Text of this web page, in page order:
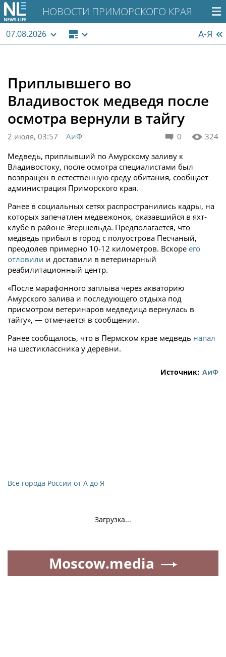
НОВОСТИ ПРИМОРСКОГО КРАЯ
07.08.2026 А-Я
Приплывшего во
Владивосток медведя после
осмотра вернули в тайгу
0 324
2 июля, 03:57
АиФ
Медведь, приплывший по Амурскому заливу к
Владивостоку, после осмотра специалистами был
возвращен в естественную среду обитания, сообщает
администрация Приморского края.
Ранее в социальных сетях распространились кадры, на
которых запечатлен медвежонок, оказавшийся в яхт-
клубе в районе Эгершельда. Предполагается, что
медведь прибыл в город с полуострова Песчаный,
преодолев примерно 10-12 километров. Вскоре его
отловили и доставили в ветеринарный
реабилитационный центр.
«После марафонного заплыва через акваторию
Амурского залива и последующего отдыха под
присмотром ветеринаров медведица вернулась в
тайгу», — отмечается в сообщении.
Ранее сообщалось, что в Пермском крае медведь напал
на шестиклассника у деревни.
Источник: АиФ
Все города России от А до Я
Загрузка...
Moscow.media